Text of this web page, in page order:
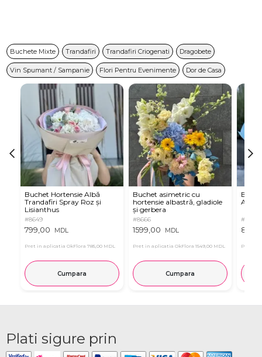
Buchete Mixte Trandafiri Trandafiri Criogenati Dragobete
Vin Spumant / Sampanie Flori Pentru Evenimente Dor de Casa
Buchet Hortensie Albă
Trandafiri Spray Roz și
Lisianthus
#8649
799,00 MDL
Pret in aplicatia OkFlora 785,00 MDL
Cumpara
Buchet asimetric cu
hortensie albastră, gladiole
și gerbera
#8666
1599,00 MDL
Pret in aplicatia OkFlora 1549,00 MDL
Cumpara
#8663
Pret in
Plati sigure prin